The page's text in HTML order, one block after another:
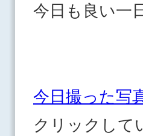
今日も良い一
今日撮った写
クリックして